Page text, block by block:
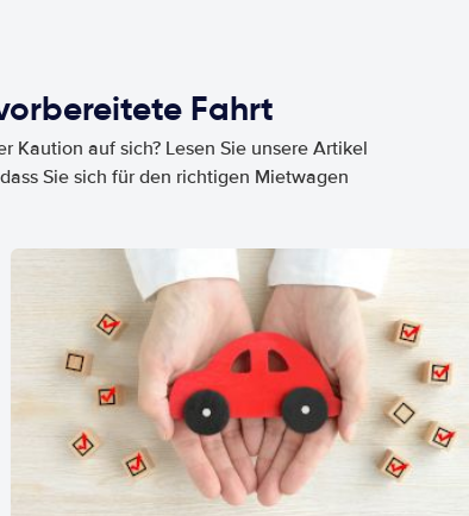
Fahrt
Kaution auf sich? Lesen Sie unsere Artikel
Sie sich für den richtigen Mietwagen